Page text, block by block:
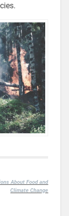
About Food and
Climate Change